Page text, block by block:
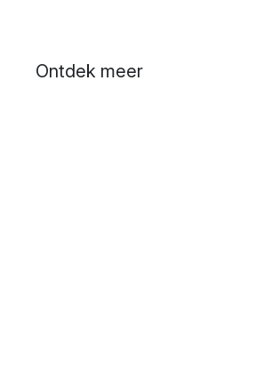
Ontdek meer